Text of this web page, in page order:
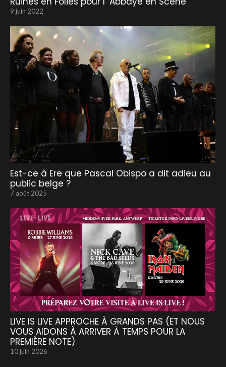
9 juin 2022
Est-ce à Ere que Pascal Obispo a dit adieu au
public belge ?
7 août 2025
LIVE IS LIVE APPROCHE À GRANDS PAS (ET NOUS
VOUS AIDONS À ARRIVER À TEMPS POUR LA
PREMIÈRE NOTE)
10 juin 2026